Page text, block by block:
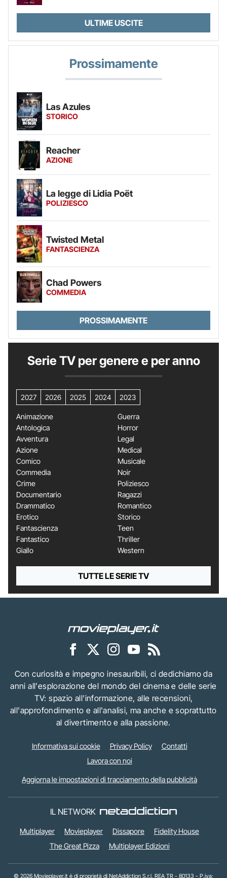
ULTIME USCITE
Prossimamente
Las Azules
STORICO
Reacher
AZIONE
La legge di Lidia Poët
POLIZIESCO
Twisted Metal
FANTASCIENZA
Chad Powers
COMMEDIA
PROSSIMAMENTE
Serie TV per genere e per anno
2027 2026 2025 2024 2023
Animazione
Antologica
Avventura
Azione
Comico
Commedia
Crime
Documentario
Drammatico
Erotico
Fantascienza
Fantastico
Giallo
Guerra
Horror
Legal
Medical
Musicale
Noir
Poliziesco
Ragazzi
Romantico
Storico
Teen
Thriller
Western
TUTTE LE SERIE TV
Con curiosità e impegno inesauribili, ci dedichiamo da
anni all'esplorazione del mondo del cinema e delle serie
TV: spazio all'informazione, alle recensioni,
all'approfondimento e all'analisi, ma anche e soprattutto
al divertimento e alla passione.
Informativa sui cookie Privacy Policy
Contatti
Lavora con noi
Aggiorna le impostazioni di tracciamento della pubblicità
IL NETWORK
Multiplayer Movieplayer Dissapore
Fidelity House
The Great Pizza
Multiplayer Edizioni
© 2026 Movieplayer.it è di proprietà di NetAddiction S.r.l. REA TR - 80133 - P.iva: